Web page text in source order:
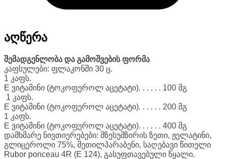
აღწერა
შემადგენლობა და გამოშვების ფორმა
კაფსულები: ფლაკონში 30 ც.
1 კაფს.
E ვიტამინი (ტოკოფეროლ აცეტატი). . . . . . 100 მგ
1 კაფს.
E ვიტამინი (ტოკოფეროლ აცეტატი). . . . . . 200 მგ
1 კაფს.
E ვიტამინი (ტოკოფეროლ აცეტატი). . . . . . 400 მგ
დამხმარე ნივთიერებები: მზესუმზირის ზეთი, ჟელატინი,
გლიცეროლი 75%, მეთილპარაბენი, საღებავი წითელი
Rubor ponceau 4R (E 124), გასუფთავებული წყალი.